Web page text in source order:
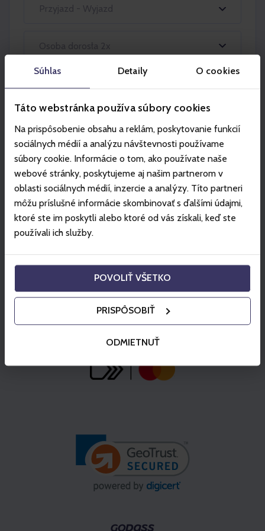
Súhlas Detaily O cookies
Táto webstránka používa súbory cookies
Na prispôsobenie obsahu a reklám, poskytovanie funkcií
sociálnych médií a analýzu návštevnosti používame
súbory cookie. Informácie o tom, ako používate naše
webové stránky, poskytujeme aj našim partnerom v
oblasti sociálnych médií, inzercie a analýzy. Títo partneri
môžu príslušné informácie skombinovať s ďalšími údajmi,
ktoré ste im poskytli alebo ktoré od vás získali, keď ste
používali ich služby.
POVOLIŤ VŠETKO
PRISPÔSOBIŤ
ODMIETNUŤ
Partner